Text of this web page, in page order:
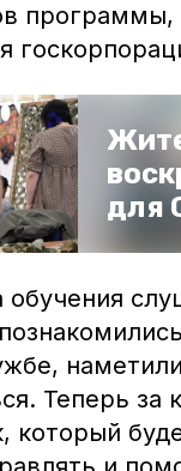
программы,
для
обучения
Теперь за
который